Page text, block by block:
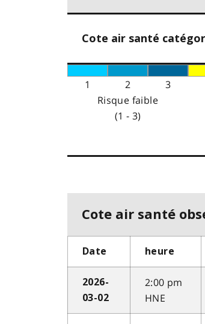
Cote air santé
1 2 3
Risque faible
(1 - 3)
Cote air santé
Date heure
2026-
03-02
2:00 pm
HNE